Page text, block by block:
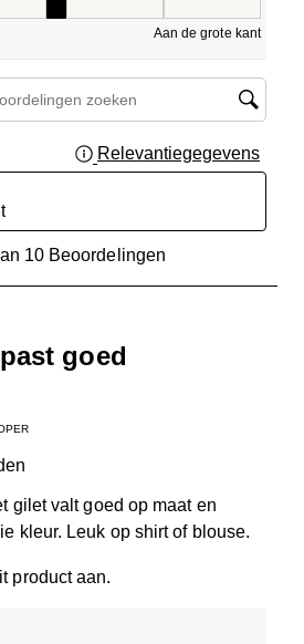
Aan de grote kant
zoeken per regio
Relevantiegegevens
10 Beoordelingen
goed
gilet valt goed op maat en
kleur. Leuk op shirt of blouse.
product aan.